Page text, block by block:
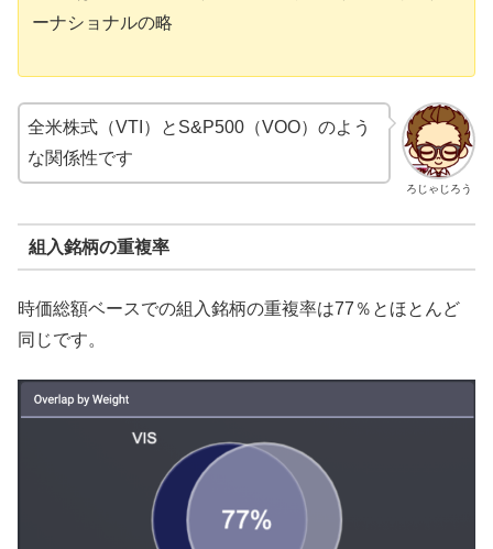
ーナショナルの略
ろじゃじろう
全米株式（VTI）とS&P500（VOO）のよう
な関係性です
組入銘柄の重複率
時価総額ベースでの組入銘柄の重複率は77％とほとんど
同じです。